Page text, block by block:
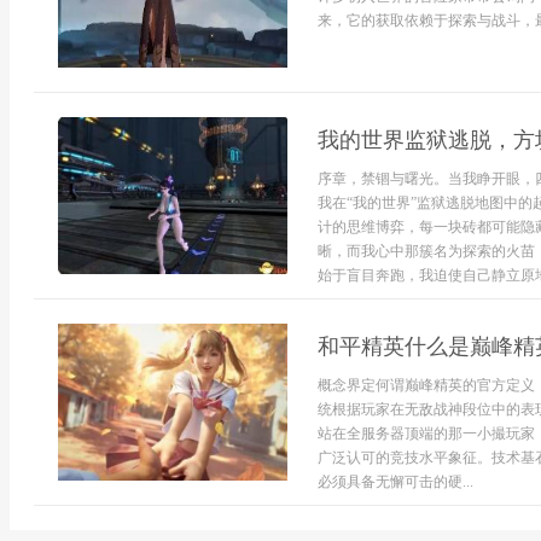
来，它的获取依赖于探索与战斗
我的世界监狱逃脱，
序章，禁锢与曙光。当我睁开眼
我在“我的世界”监狱逃脱地图中
计的思维博弈，每一块砖都可能
晰，而我心中那簇名为探索的火
始于盲目奔跑，我迫使自己静立原
和平精英什么是巅峰
概念界定何谓巅峰精英的官方定
统根据玩家在无敌战神段位中的
站在全服务器顶端的那一小撮玩
广泛认可的竞技水平象征。技术
必须具备无懈可击的硬...